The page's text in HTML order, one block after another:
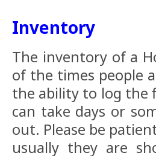
Inventory
The inventory of a
of the times people
the ability to log the
can take days or
out. Please be
usually they are